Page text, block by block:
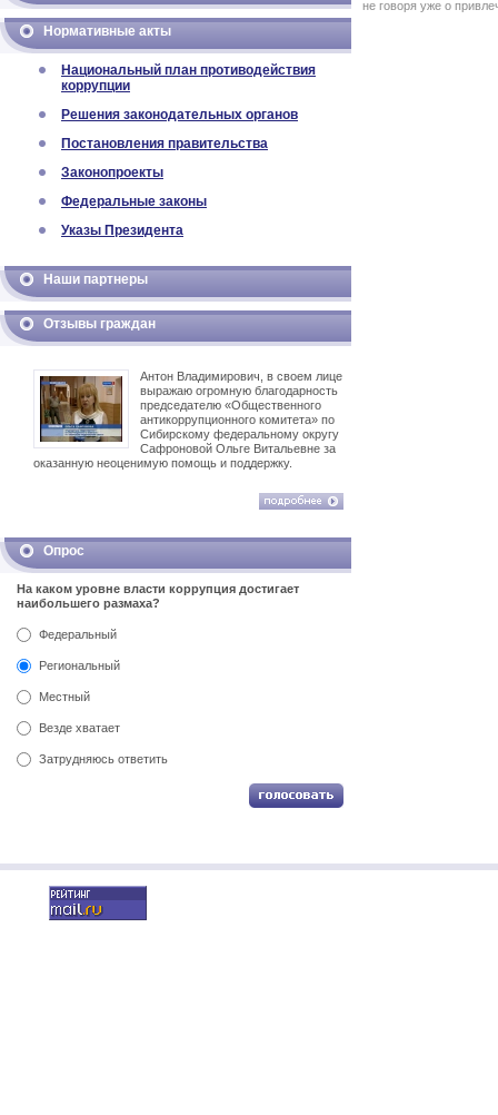
Нормативные акты
Национальный план противодействия
коррупции
Решения законодательных органов
Постановления правительства
Законопроекты
Федеральные законы
Указы Президента
Наши партнеры
Отзывы граждан
Антон Владимирович, в своем лице
выражаю огромную благодарность
председателю «Общественного
антикоррупционного комитета» по
Сибирскому федеральному округу
Сафроновой Ольге Витальевне за
оказанную неоценимую помощь и поддержку.
Опрос
На каком уровне власти коррупция достигает
наибольшего размаха?
Федеральный
Региональный
Местный
Везде хватает
Затрудняюсь ответить
не говоря уже о